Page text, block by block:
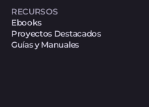
RECURSOS
Ebooks
Proyectos Destacados
Guías y Manuales